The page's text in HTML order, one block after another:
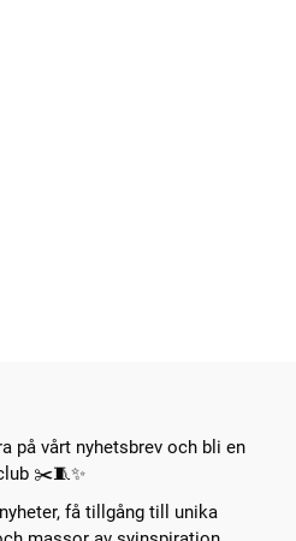
på vårt nyhetsbrev och bli en
✂️🧵✨
få tillgång till unika